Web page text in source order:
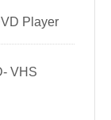
Player
VHS